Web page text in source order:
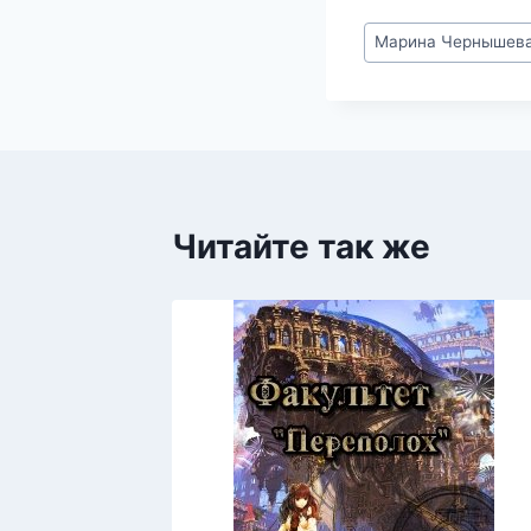
Метки
записи:
Марина
Читайте так же